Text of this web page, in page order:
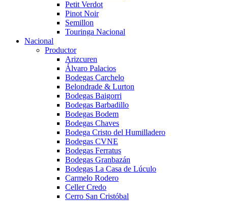
Petit Verdot
Pinot Noir
Semillon
Touringa Nacional
Nacional
Productor
Arizcuren
Álvaro Palacios
Bodegas Carchelo
Belondrade & Lurton
Bodegas Baigorri
Bodegas Barbadillo
Bodegas Bodem
Bodegas Chaves
Bodega Cristo del Humilladero
Bodegas CVNE
Bodegas Ferratus
Bodegas Granbazán
Bodegas La Casa de Lúculo
Carmelo Rodero
Celler Credo
Cerro San Cristóbal